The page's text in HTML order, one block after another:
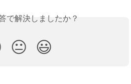
で解決しましたか？
😐 😃